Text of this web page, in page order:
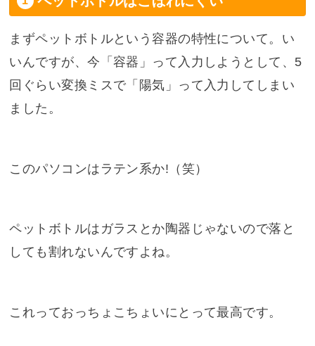
まずペットボトルという容器の特性について。い
いんですが、今「容器」って入力しようとして、5
回ぐらい変換ミスで「陽気」って入力してしまい
ました。
このパソコンはラテン系か!（笑）
ペットボトルはガラスとか陶器じゃないので落と
しても割れないんですよね。
これっておっちょこちょいにとって最高です。